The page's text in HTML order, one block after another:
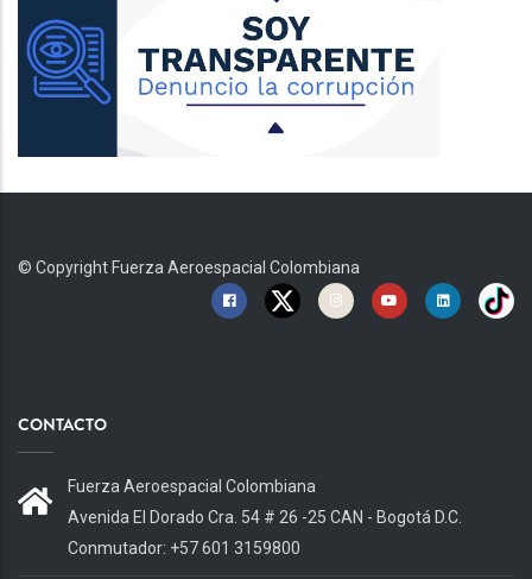
© Copyright Fuerza Aeroespacial Colombiana
CONTACTO
Fuerza Aeroespacial Colombiana
Avenida El Dorado Cra. 54 # 26 -25 CAN - Bogotá D.C.
Conmutador: +57 601 3159800